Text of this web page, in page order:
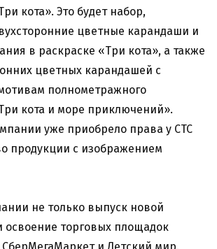
кота». Это будет набор,
цветные карандаши и
в раскраске «Три кота», а также
цветных карандашей с
полнометражного
кота и море приключений».
уже приобрело права у СТС
продукции с изображением
не только выпуск новой
освоение торговых площадок